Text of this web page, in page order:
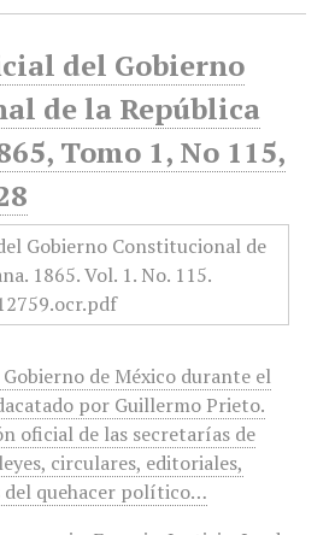
del Gobierno
de la República
Tomo 1, No 115,
de México durante el
por Guillermo Prieto.
oficial de las secretarías de
circulares, editoriales,
del quehacer político…